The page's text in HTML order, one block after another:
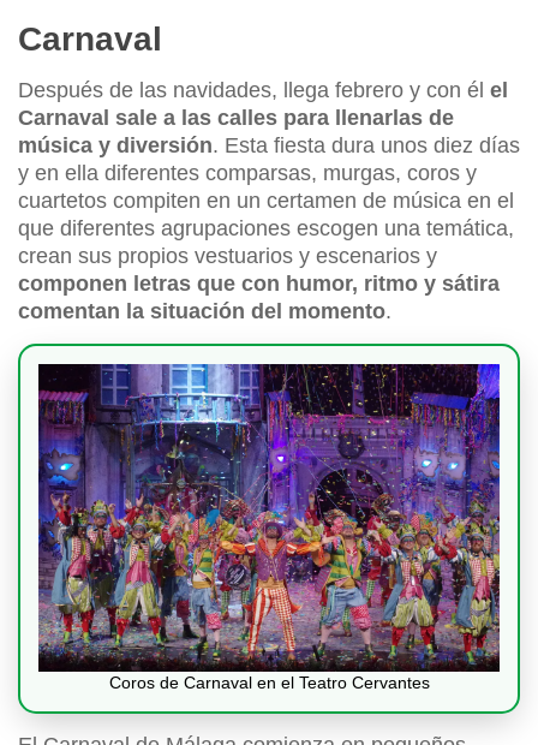
Carnaval
Después de las navidades, llega febrero y con él el
Carnaval sale a las calles para llenarlas de
música y diversión. Esta fiesta dura unos diez días
y en ella diferentes comparsas, murgas, coros y
cuartetos compiten en un certamen de música en el
que diferentes agrupaciones escogen una temática,
crean sus propios vestuarios y escenarios y
componen letras que con humor, ritmo y sátira
comentan la situación del momento.
Coros de Carnaval en el Teatro Cervantes